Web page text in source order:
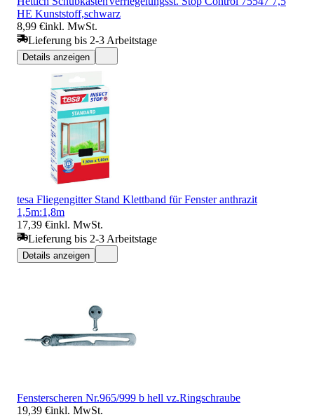
HE Kunststoff,schwarz
8,99 €inkl. MwSt.
Lieferung bis 2-3 Arbeitstage
Details anzeigen
tesa Fliegengitter Stand Klettband für Fenster anthrazit
1,5m:1,8m
17,39 €inkl. MwSt.
Lieferung bis 2-3 Arbeitstage
Details anzeigen
Fensterscheren Nr.965/999 b hell vz.Ringschraube
19,39 €inkl. MwSt.